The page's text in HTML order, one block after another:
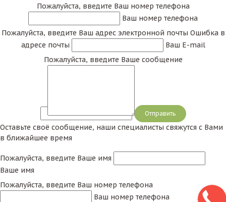
Пожалуйста, введите Ваш номер телефона
Ваш номер телефона
Пожалуйста, введите Ваш адрес электронной почты Ошибка в
адресе почты
Ваш E-mail
Пожалуйста, введите Ваше сообщение
Сообщение
Оставьте своё сообщение, наши специалисты свяжутся с Вами
в ближайшее время
Пожалуйста, введите Ваше имя
Ваше имя
Пожалуйста, введите Ваш номер телефона
Ваш номер телефона